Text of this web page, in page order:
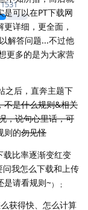
1531
可以在PT下载网
详细，更全面，
解答问题...不过他
更多的是为大家营
之后，直奔主题下
不是什么规则&相关
，说句心里话，可
则的勿见怪
载比率逐渐变红变
我怎么下载和上传
是请看规则~）；
获得快、怎么计算